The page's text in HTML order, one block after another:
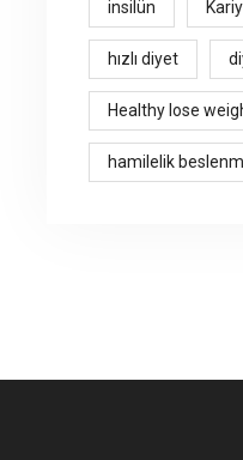
insilün
hızlı diyet
Healthy lose
hamilelik